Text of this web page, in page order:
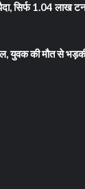
सिर्फ 1.04 लाख
युवक की मौत से